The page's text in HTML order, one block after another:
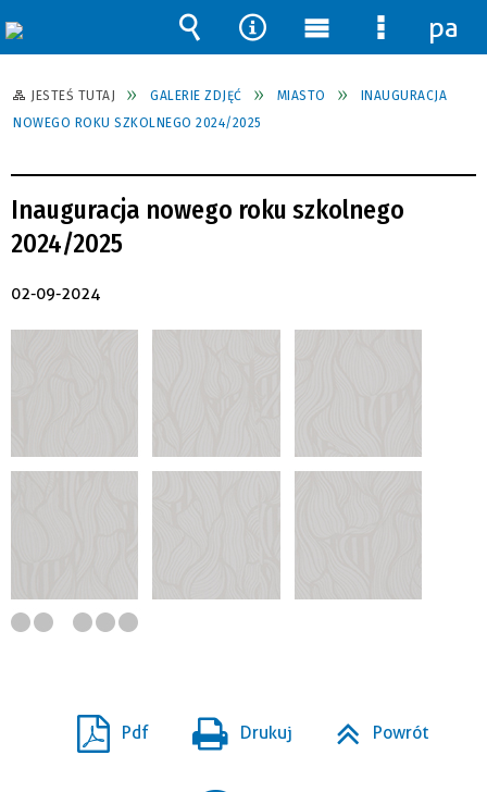
JESTEŚ TUTAJ GALERIE ZDJĘĆ MIASTO
INAUGURACJA
NOWEGO ROKU SZKOLNEGO 2024/2025
Inauguracja nowego roku szkolnego
2024/2025
02-09-2024
Pdf Drukuj Powrót
Wyszukiwarka
Narzędzia
Menu
główne
Menu